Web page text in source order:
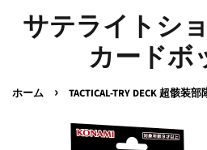
サテライトシ
カードボ
ホーム › TACTICAL-TRY DECK 超骸装部